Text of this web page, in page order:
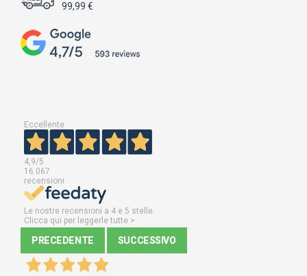
99,99 €
Eccellente
4,9/5
16.067
recensioni
Le nostre recensioni a 4 e 5 stelle.
Clicca qui per leggerle tutte >
PRECEDENTE SUCCESSIVO